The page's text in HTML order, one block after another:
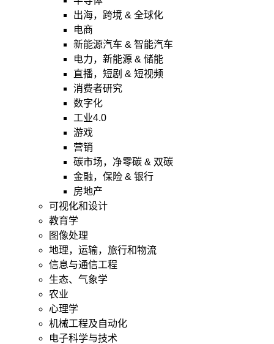
出海，跨境 & 全球化
电商
新能源汽车 & 智能汽车
电力，新能源 & 储能
直播，短剧 & 短视频
消费者研究
数字化
工业4.0
游戏
营销
碳市场，净零碳 & 双碳
金融，保险 & 银行
房地产
可视化和设计
教育学
图像处理
地理，运输，旅行和物流
信息与通信工程
生态、气象学
农业
心理学
机械工程及自动化
电子科学与技术